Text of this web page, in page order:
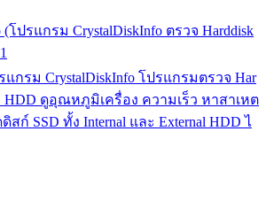
(โปรแกรม CrystalDiskInfo ตรวจ Harddisk
กรม CrystalDiskInfo โปรแกรมตรวจ Har
HDD ดูอุณหภูมิเครื่อง ความเร็ว หาสาเหต
ก์ SSD ทั้ง Internal และ External HDD ไ